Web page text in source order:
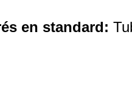
en standard: